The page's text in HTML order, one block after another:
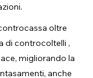
oltre
di controcoltelli ,
migliorando la
anche